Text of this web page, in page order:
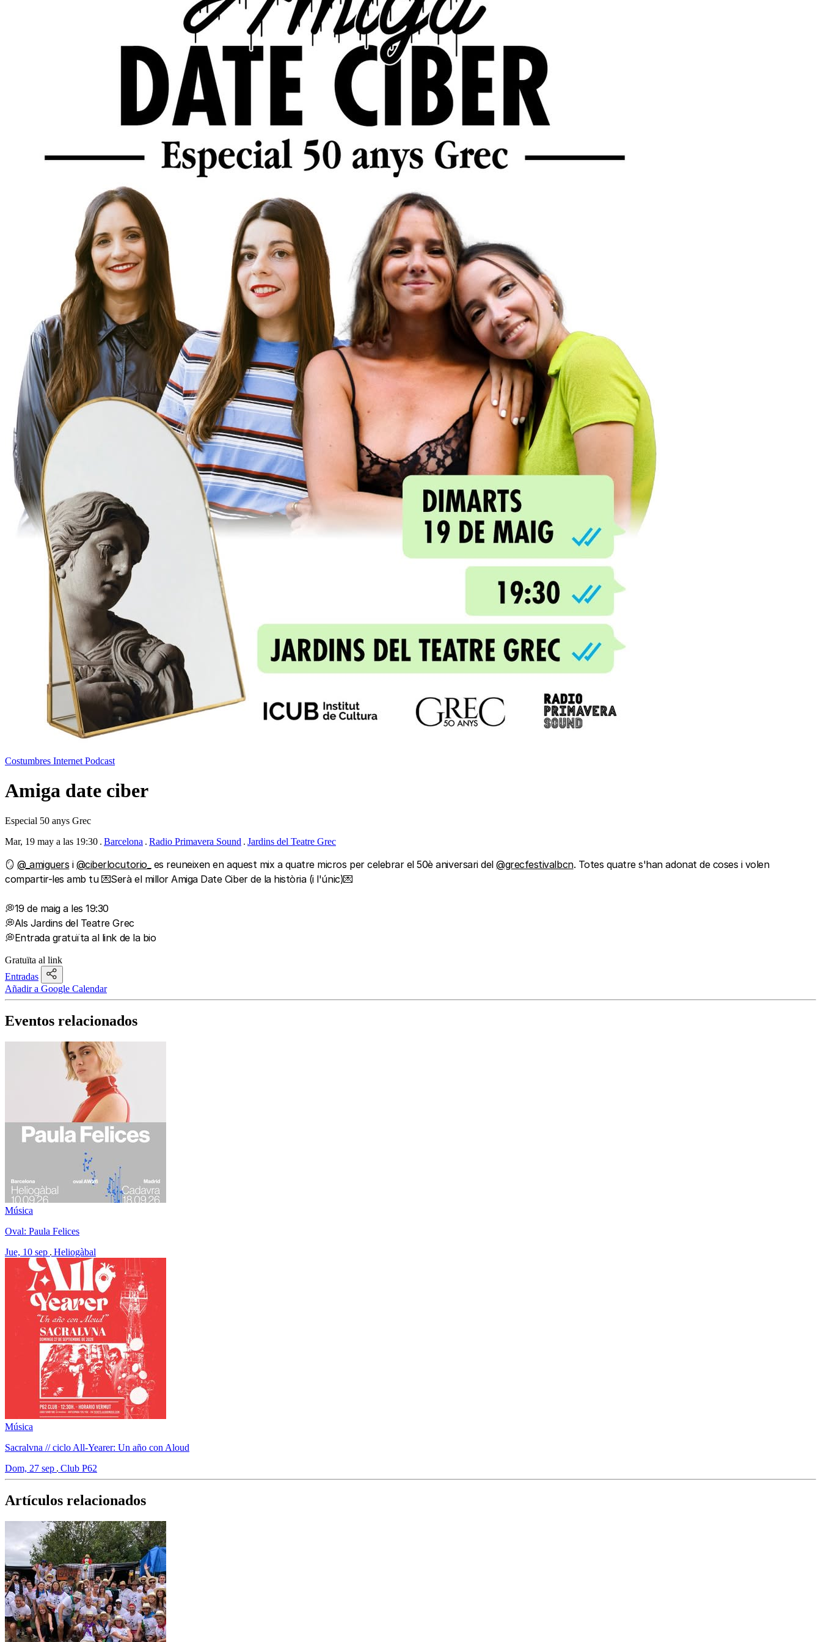
Costumbres Internet Podcast
Amiga date ciber
Especial 50 anys Grec
Mar, 19 may a las 19:30 Barcelona Radio Primavera Sound Jardins del Teatre Grec
🪞@_amiguers i @ciberlocutorio_ es reuneixen en aquest mix a quatre micros per celebrar el 50è aniversari del@grecfestivalbcn. Totes quatre s'han adonat de coses i volen
compartir-les amb tu 💌Serà el millor Amiga Date Ciber de la història (i l'únic)💌
💭19 de maig a les 19:30
💭Als Jardins del Teatre Grec
💭Entrada gratuïta al link de la bio
Gratuïta al link
Entradas
Añadir a Google Calendar
Eventos relacionados
Música
Oval: Paula Felices
Jue, 10 sep Heliogàbal
Música
Sacralvna // ciclo All-Yearer: Un año con Aloud
Dom, 27 sep Club P62
Artículos relacionados